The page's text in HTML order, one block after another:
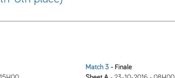
Match 3 - Finale